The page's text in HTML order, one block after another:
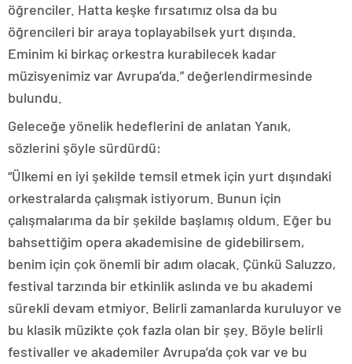
öğrenciler. Hatta keşke fırsatımız olsa da bu
öğrencileri bir araya toplayabilsek yurt dışında.
Eminim ki birkaç orkestra kurabilecek kadar
müzisyenimiz var Avrupa’da.” değerlendirmesinde
bulundu.
Geleceğe yönelik hedeflerini de anlatan Yanık,
sözlerini şöyle sürdürdü:
“Ülkemi en iyi şekilde temsil etmek için yurt dışındaki
orkestralarda çalışmak istiyorum. Bunun için
çalışmalarıma da bir şekilde başlamış oldum. Eğer bu
bahsettiğim opera akademisine de gidebilirsem,
benim için çok önemli bir adım olacak. Çünkü Saluzzo,
festival tarzında bir etkinlik aslında ve bu akademi
sürekli devam etmiyor. Belirli zamanlarda kuruluyor ve
bu klasik müzikte çok fazla olan bir şey. Böyle belirli
festivaller ve akademiler Avrupa’da çok var ve bu